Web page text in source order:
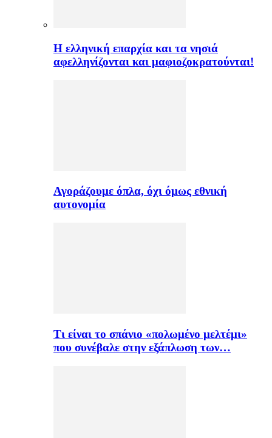
H ελληνική επαρχία και τα νησιά
αφελληνίζονται και μαφιοζοκρατούνται!
Αγοράζουμε όπλα, όχι όμως εθνική
αυτονομία
Τι είναι το σπάνιο «πολωμένο μελτέμι»
που συνέβαλε στην εξάπλωση των…